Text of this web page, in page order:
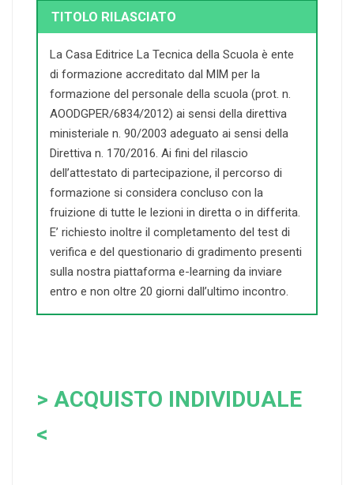
TITOLO RILASCIATO
La Casa Editrice La Tecnica della Scuola è ente
di formazione accreditato dal MIM per la
formazione del personale della scuola (prot. n.
AOODGPER/6834/2012) ai sensi della direttiva
ministeriale n. 90/2003 adeguato ai sensi della
Direttiva n. 170/2016. Ai fini del rilascio
dell’attestato di partecipazione, il percorso di
formazione si considera concluso con la
fruizione di tutte le lezioni in diretta o in differita.
E’ richiesto inoltre il completamento del test di
verifica e del questionario di gradimento presenti
sulla nostra piattaforma e-learning da inviare
entro e non oltre 20 giorni dall’ultimo incontro.
> ACQUISTO INDIVIDUALE
<